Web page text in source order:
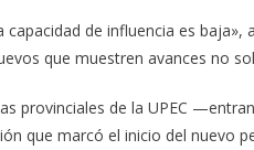
de influencia es baja»,
que muestren avances no
provinciales de la UPEC
que marcó el inicio del nuevo